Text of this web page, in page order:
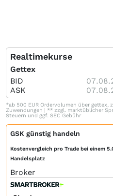
Realtimekurse
Gettex
BID
ASK
*ab 500 EUR Ordervolumen über gettex,
Zuwendungen | ** zzgl. marktüblicher
Steuern und ggf. SEC Gebühr
GSK günstig handeln
Kostenvergleich pro Trade bei einem
Handelsplatz
Broker